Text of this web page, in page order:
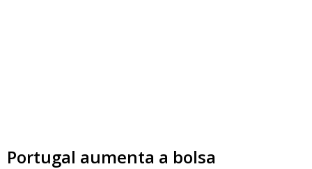
Portugal aumenta a bolsa